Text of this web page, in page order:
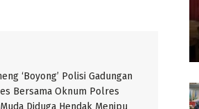
‘Boyong’ Polisi Gadungan
Bersama Oknum Polres
Diduga Hendak Menipu